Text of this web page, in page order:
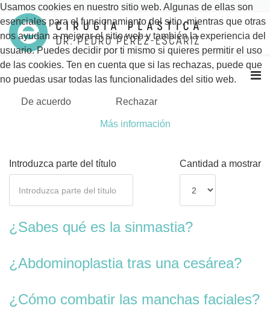
Introduzca parte del título Cantidad a mostrar
¿Sabes qué es la sinmastia?
¿Abdominoplastia tras una cesárea?
¿Cómo combatir las manchas faciales?
Usamos cookies en nuestro sitio web. Algunas de ellas son
esenciales para el funcionamiento del sitio, mientras que otras
nos ayudan a mejorar el sitio web y también la experiencia del
usuario. Puedes decidir por ti mismo si quieres permitir el uso
de las cookies. Ten en cuenta que si las rechazas, puede que
no puedas usar todas las funcionalidades del sitio web.
De acuerdo Rechazar
Más información